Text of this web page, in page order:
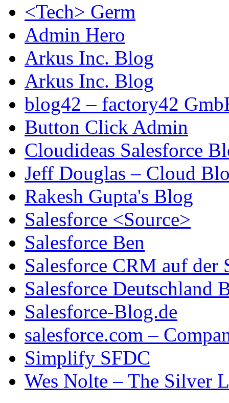
<Tech> Germ
Admin Hero
Arkus Inc. Blog
Arkus Inc. Blog
blog42 – factory42
Button Click Admin
Cloudideas Salesforce
Jeff Douglas – Cloud
Rakesh Gupta's Blog
Salesforce <Source>
Salesforce Ben
Salesforce CRM auf der
Salesforce Deutschland
Salesforce-Blog.de
salesforce.com –
Simplify SFDC
Wes Nolte – The Silver